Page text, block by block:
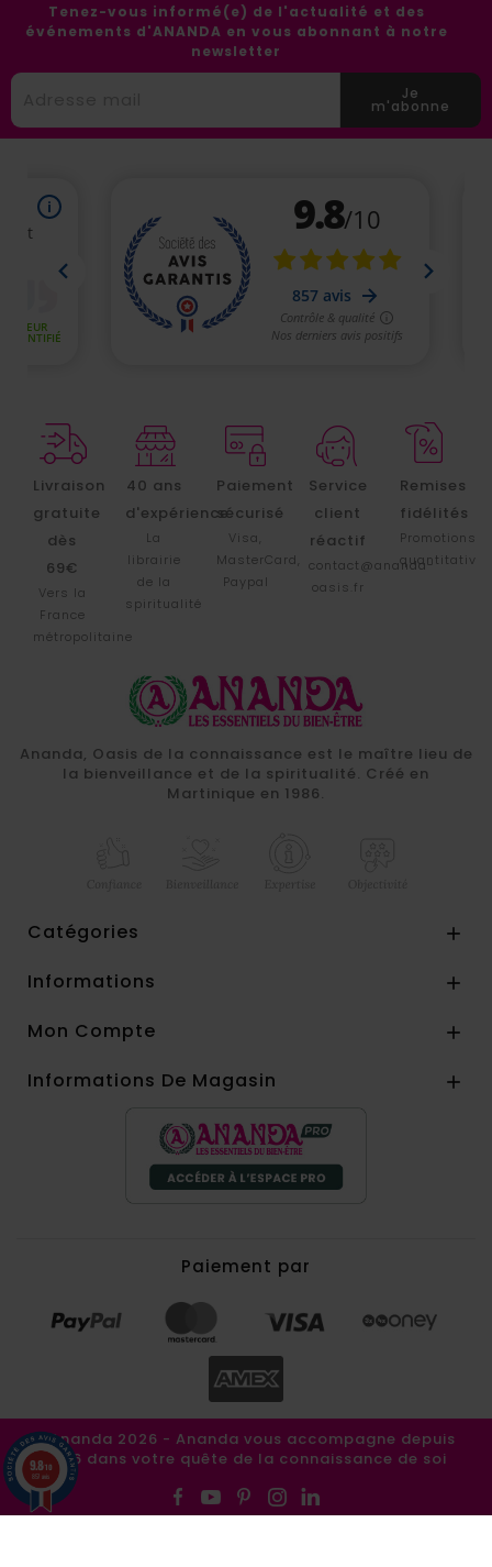
Tenez-vous informé(e) de l'actualité et des
événements d'ANANDA en vous abonnant à notre
newsletter
Je
m'abonne
Livraison
gratuite
dès
69€
Vers la
France
métropolitaine
40 ans
d'expérience
La
librairie
de la
spiritualité
Paiement
sécurisé
Visa,
MasterCard,
Paypal
Service
client
réactif
contact@ananda-
oasis.fr
Remises
fidélités
Promotions
Ananda, Oasis de la connaissance est le maître lieu de
la bienveillance et de la spiritualité. Créé en
Martinique en 1986.
Catégories 
Informations 
Mon Compte 
Informations De Magasin 
Paiement par
©Ananda 2026 - Ananda vous accompagne depuis
1986 dans votre quête de la connaissance de soi
9.8/10
857 avis